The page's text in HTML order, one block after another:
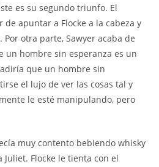
es su segundo triunfo. El
apuntar a Flocke a la cabeza y
otra parte, Sawyer acaba de
un hombre sin esperanza es un
que un hombre sin
el lujo de ver las cosas tal y
le esté manipulando, pero
muy contento bebiendo whisky
Flocke le tienta con el